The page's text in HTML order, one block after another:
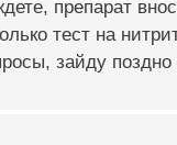
препарат
тест на
зайду